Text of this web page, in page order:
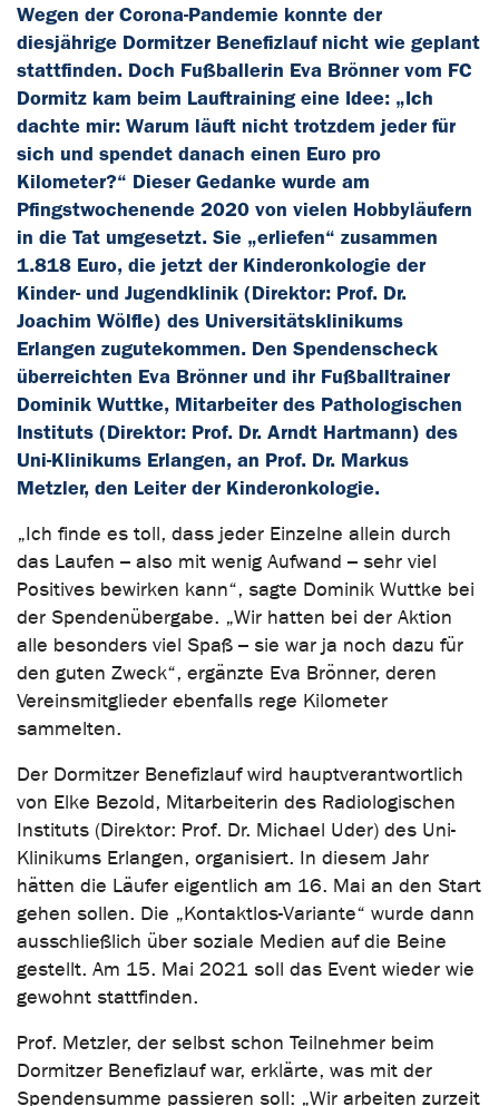
Wegen der Corona-Pandemie konnte der
diesjährige Dormitzer Benefizlauf nicht wie geplant
stattfinden. Doch Fußballerin Eva Brönner vom FC
Dormitz kam beim Lauftraining eine Idee: „Ich
dachte mir: Warum läuft nicht trotzdem jeder für
sich und spendet danach einen Euro pro
Kilometer?“ Dieser Gedanke wurde am
Pfingstwochenende 2020 von vielen Hobbyläufern
in die Tat umgesetzt. Sie „erliefen“ zusammen
1.818 Euro, die jetzt der Kinderonkologie der
Kinder- und Jugendklinik (Direktor: Prof. Dr.
Joachim Wölfle) des Universitätsklinikums
Erlangen zugutekommen. Den Spendenscheck
überreichten Eva Brönner und ihr Fußballtrainer
Dominik Wuttke, Mitarbeiter des Pathologischen
Instituts (Direktor: Prof. Dr. Arndt Hartmann) des
Uni-Klinikums Erlangen, an Prof. Dr. Markus
Metzler, den Leiter der Kinderonkologie.
„Ich finde es toll, dass jeder Einzelne allein durch
das Laufen – also mit wenig Aufwand – sehr viel
Positives bewirken kann“, sagte Dominik Wuttke bei
der Spendenübergabe. „Wir hatten bei der Aktion
alle besonders viel Spaß – sie war ja noch dazu für
den guten Zweck“, ergänzte Eva Brönner, deren
Vereinsmitglieder ebenfalls rege Kilometer
sammelten.
Der Dormitzer Benefizlauf wird hauptverantwortlich
von Elke Bezold, Mitarbeiterin des Radiologischen
Instituts (Direktor: Prof. Dr. Michael Uder) des Uni-
Klinikums Erlangen, organisiert. In diesem Jahr
hätten die Läufer eigentlich am 16. Mai an den Start
gehen sollen. Die „Kontaktlos-Variante“ wurde dann
ausschließlich über soziale Medien auf die Beine
gestellt. Am 15. Mai 2021 soll das Event wieder wie
gewohnt stattfinden.
Prof. Metzler, der selbst schon Teilnehmer beim
Dormitzer Benefizlauf war, erklärte, was mit der
Spendensumme passieren soll: „Wir arbeiten zurzeit